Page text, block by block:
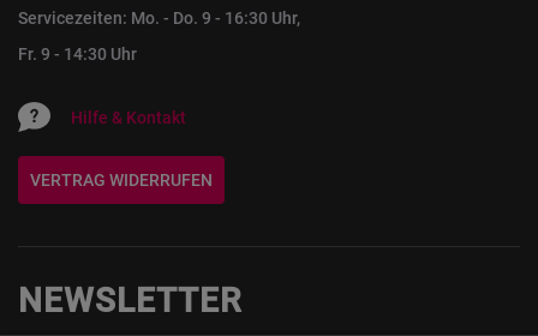
Servicezeiten: Mo. - Do. 9 - 16:30 Uhr,
Fr. 9 - 14:30 Uhr
Hilfe & Kontakt
VERTRAG WIDERRUFEN
NEWSLETTER